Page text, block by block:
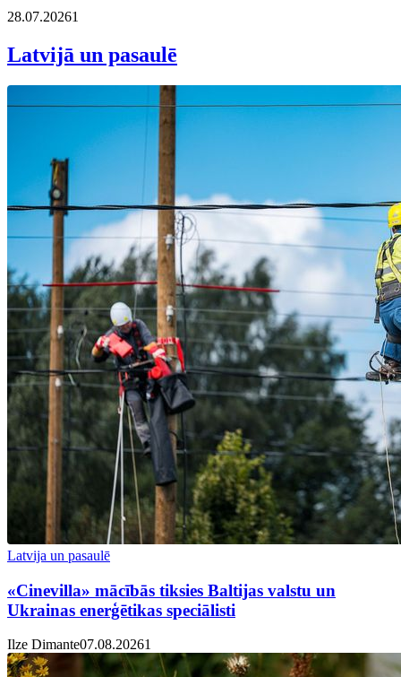
28.07.20261
Latvijā un pasaulē
Latvija un pasaulē
«Cinevilla» mācībās tiksies Baltijas valstu un
Ukrainas enerģētikas speciālisti
Ilze Dimante07.08.20261